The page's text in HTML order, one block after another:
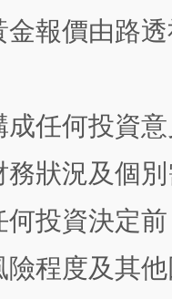
報價由路
任何投資
狀況及個
投資決定
程度及其